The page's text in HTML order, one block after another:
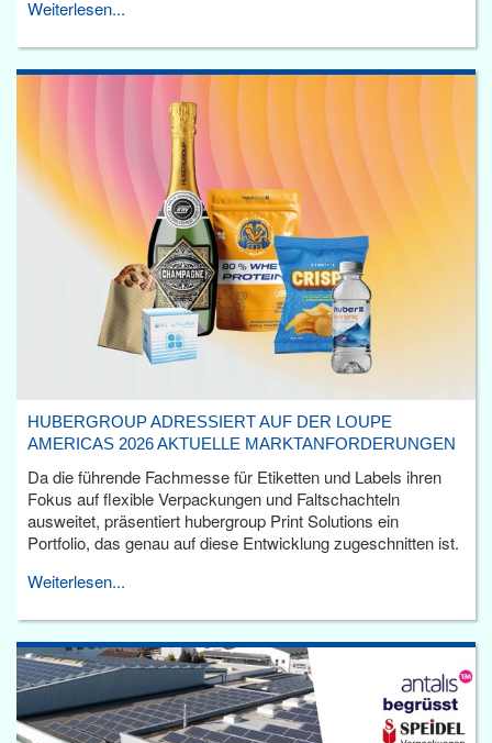
Weiterlesen...
HUBERGROUP ADRESSIERT AUF DER LOUPE
AMERICAS 2026 AKTUELLE MARKTANFORDERUNGEN
Da die führende Fachmesse für Etiketten und Labels ihren
Fokus auf flexible Verpackungen und Faltschachteln
ausweitet, präsentiert hubergroup Print Solutions ein
Portfolio, das genau auf diese Entwicklung zugeschnitten ist.
Weiterlesen...